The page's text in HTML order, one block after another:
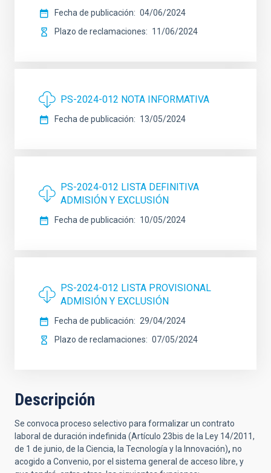
Fecha de publicación
04/06/2024
Plazo de reclamaciones
11/06/2024
PS-2024-012 NOTA INFORMATIVA
Fecha de publicación 13/05/2024
PS-2024-012 LISTA DEFINITIVA
ADMISIÓN Y EXCLUSIÓN
Fecha de publicación 10/05/2024
PS-2024-012 LISTA PROVISIONAL
ADMISIÓN Y EXCLUSIÓN
Fecha de publicación
29/04/2024
Plazo de reclamaciones
07/05/2024
Descripción
Se convoca proceso selectivo para formalizar un contrato
laboral de duración indefinida (Artículo 23bis de la Ley 14/2011,
de 1 de junio, de la Ciencia, la Tecnología y la Innovación), no
acogido a Convenio, por el sistema general de acceso libre, y